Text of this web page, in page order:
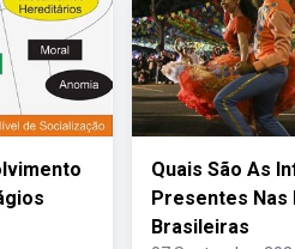
Quais São As
Presentes Nas
Brasileiras